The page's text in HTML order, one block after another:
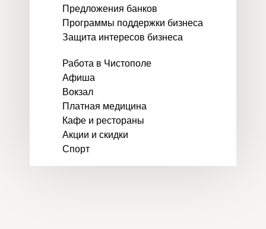
Предложения банков
Программы поддержки бизнеса
Защита интересов бизнеса
Работа в Чистополе
Афиша
Вокзал
Платная медицина
Кафе и рестораны
Акции и скидки
Спорт